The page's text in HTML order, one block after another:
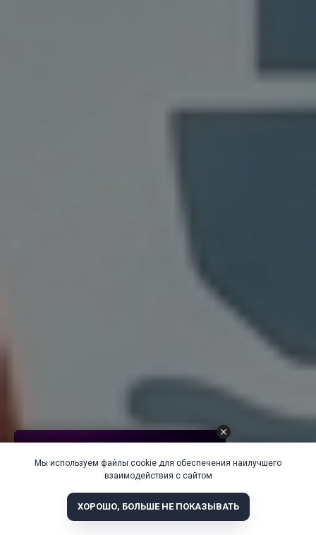
Мы используем файлы cookie для обеспечения наилучшего
взаимодействия с сайтом
ХОРОШО, БОЛЬШЕ НЕ ПОКАЗЫВАТЬ